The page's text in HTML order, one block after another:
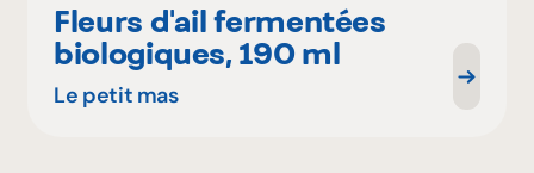
Fleurs d'ail fermentées
biologiques, 190 ml
Le petit mas